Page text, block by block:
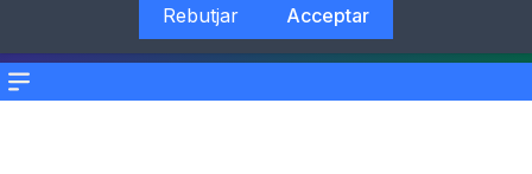
Menu
Rebutjar
Acceptar